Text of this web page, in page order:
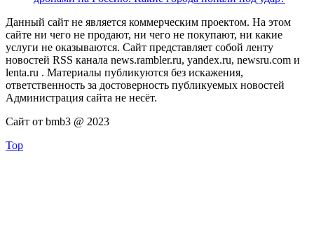
Данный сайт не является коммерческим проектом. На этом
сайте ни чего не продают, ни чего не покупают, ни какие
услуги не оказываются. Сайт представляет собой ленту
новостей RSS канала news.rambler.ru, yandex.ru, newsru.com и
lenta.ru . Материалы публикуются без искажения,
ответственность за достоверность публикуемых новостей
Администрация сайта не несёт.
Сайт от bmb3 @ 2023
Top